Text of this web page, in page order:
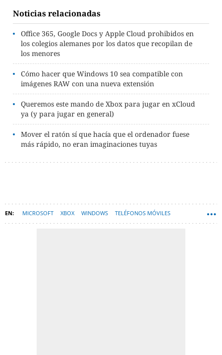
Noticias relacionadas
Office 365, Google Docs y Apple Cloud prohibidos en
los colegios alemanes por los datos que recopilan de
los menores
Cómo hacer que Windows 10 sea compatible con
imágenes RAW con una nueva extensión
Queremos este mando de Xbox para jugar en xCloud
ya (y para jugar en general)
Mover el ratón sí que hacía que el ordenador fuese
más rápido, no eran imaginaciones tuyas
MICROSOFT XBOX WINDOWS TELÉFONOS MÓVILES